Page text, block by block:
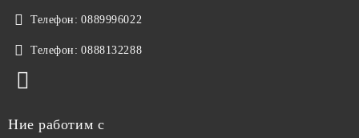
Телефон: 0889996022
Телефон: 0888132288
Ние работим с